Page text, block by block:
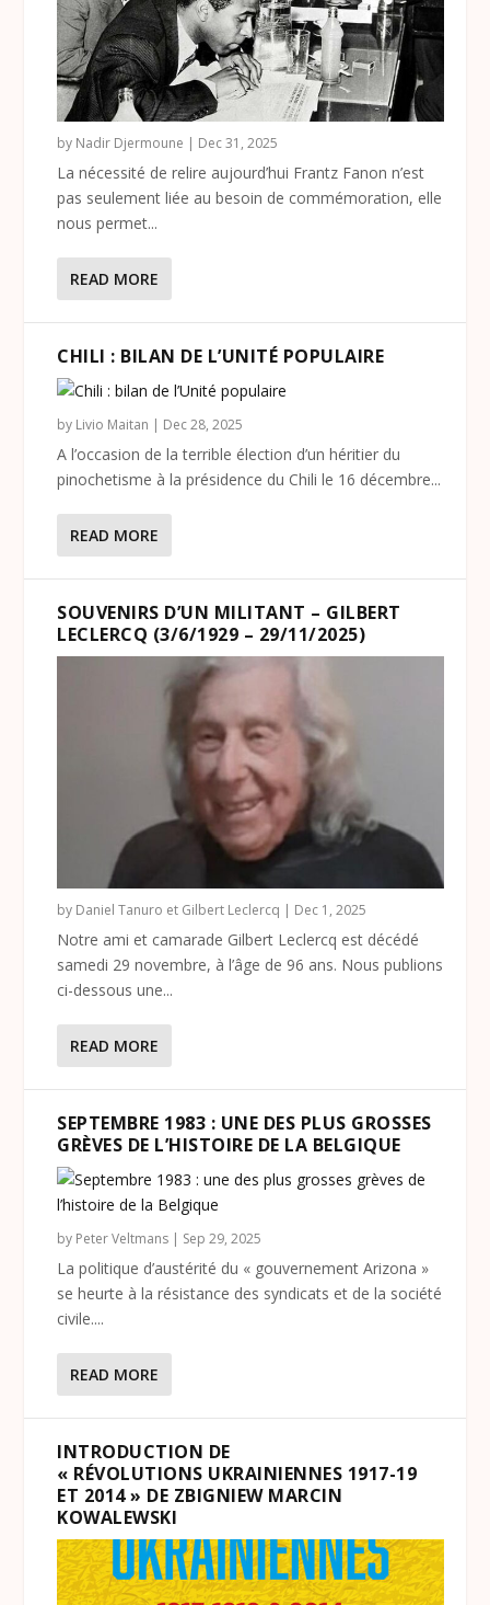
by Nadir Djermoune | Dec 31, 2025
La nécessité de relire aujourd’hui Frantz Fanon n’est
pas seulement liée au besoin de commémoration, elle
nous permet...
READ MORE
CHILI : BILAN DE L’UNITÉ POPULAIRE
by Livio Maitan | Dec 28, 2025
A l’occasion de la terrible élection d’un héritier du
pinochetisme à la présidence du Chili le 16 décembre...
READ MORE
SOUVENIRS D’UN MILITANT – GILBERT
LECLERCQ (3/6/1929 – 29/11/2025)
by Daniel Tanuro et Gilbert Leclercq | Dec 1, 2025
Notre ami et camarade Gilbert Leclercq est décédé
samedi 29 novembre, à l’âge de 96 ans. Nous publions
ci-dessous une...
READ MORE
SEPTEMBRE 1983 : UNE DES PLUS GROSSES
GRÈVES DE L’HISTOIRE DE LA BELGIQUE
by Peter Veltmans | Sep 29, 2025
La politique d’austérité du « gouvernement Arizona »
se heurte à la résistance des syndicats et de la société
civile....
READ MORE
INTRODUCTION DE
« RÉVOLUTIONS UKRAINIENNES 1917-19
ET 2014 » DE ZBIGNIEW MARCIN
KOWALEWSKI